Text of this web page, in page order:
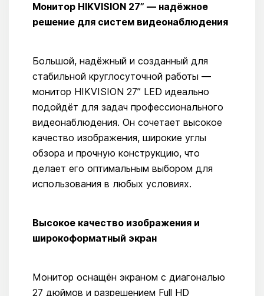
Монитор HIKVISION 27” — надёжное
решение для систем видеонаблюдения
Большой, надёжный и созданный для
стабильной круглосуточной работы —
монитор HIKVISION 27” LED идеально
подойдёт для задач профессионального
видеонаблюдения. Он сочетает высокое
качество изображения, широкие углы
обзора и прочную конструкцию, что
делает его оптимальным выбором для
использования в любых условиях.
Высокое качество изображения и
широкоформатный экран
Монитор оснащён экраном с диагональю
27 дюймов и разрешением Full HD